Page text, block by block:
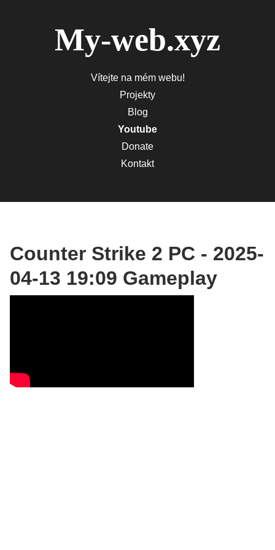
My-web.xyz
Vítejte na mém webu!
Projekty
Blog
Youtube
Donate
Kontakt
Counter Strike 2 PC - 2025-
04-13 19:09 Gameplay